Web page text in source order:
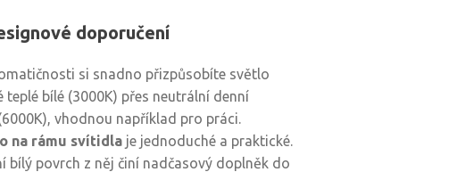
doporučení
si snadno přizpůsobíte světlo
bílé (3000K) přes neutrální denní
vhodnou například pro práci.
na rámu svítidla je jednoduché a praktické.
bílý povrch z něj činí nadčasový doplněk do